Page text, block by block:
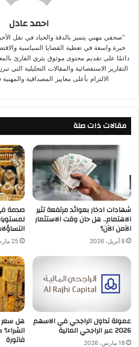
احمد عادل
"صحفي مهني يتميز بالدقة والحياد في نقل
خبرة واسعة في تغطية القضايا السياسية
دائمًا على تقديم محتوى موثوق يثري القارئ
التقارير الاستقصائية والمقالات التحليلية التي
الالتزام بأعلى معايير المصداقية
مقالات ذات صلة
شهادات ادخار بعوائد مرتفعة تثير
الاهتمام.. هل حان وقت الاستثمار
الآمن الآن؟
8 أبريل، 2026
صدمة
25 مارس، 2026
عمولة تداول الراجحي في الاسهم
2026 عبر الراجحي المالية
18 مارس، 2026
هل سعر
فاتورة